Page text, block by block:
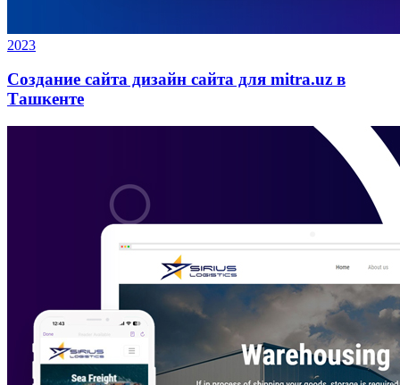
2023
Создание сайта дизайн сайта для mitra.uz в
Ташкенте